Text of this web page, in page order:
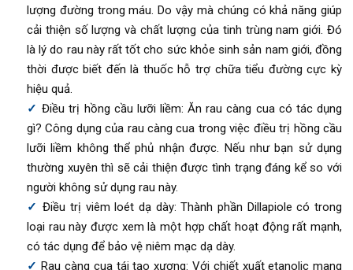
lượng đường trong máu. Do vậy mà chúng có khả năng giúp
cải thiện số lượng và chất lượng của tinh trùng nam giới. Đó
là lý do rau này rất tốt cho sức khỏe sinh sản nam giới, đồng
thời được biết đến là thuốc hỗ trợ chữa tiểu đường cực kỳ
hiệu quả.
Điều trị hồng cầu lưỡi liềm: Ăn rau càng cua có tác dụng
gì? Công dụng của rau càng cua trong việc điều trị hồng cầu
lưỡi liềm không thể phủ nhận được. Nếu như bạn sử dụng
thường xuyên thì sẽ cải thiện được tình trạng đáng kể so với
người không sử dụng rau này.
Điều trị viêm loét dạ dày: Thành phần Dillapiole có trong
loại rau này được xem là một hợp chất hoạt động rất mạnh,
có tác dụng để bảo vệ niêm mạc dạ dày.
Rau càng cua tái tạo xương: Với chiết xuất etanolic mang